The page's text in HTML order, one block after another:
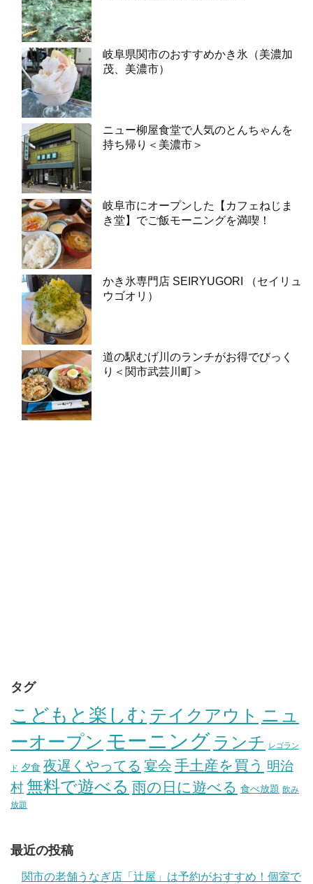
岐阜県関市のおすすめかき氷（美濃加
茂、美濃市）
ニュー柳屋食堂で人気のとんちゃんを
持ち帰り＜美濃市＞
岐阜市にオープンした【カフェねじま
き堂】でご飯モーニングを満喫！
かき氷専門店 SEIRYUGORI （セイリュ
ウゴオリ）
道の駅むげ川のランチがお得でびっく
り＜関市武芸川町＞
タグ
こどもと楽しむ テイクアウト ニュ
ーオープン モーニング ランチ レゴラン
ド 夕食 夜遅くやってる 宴会 手土産を買う 明治
村無料で遊べる 雨の日に遊べる 食べ放題 飲み
放題
最近の投稿
関市の老舗うなぎ店「辻屋」は予約がおすすめ！個室で